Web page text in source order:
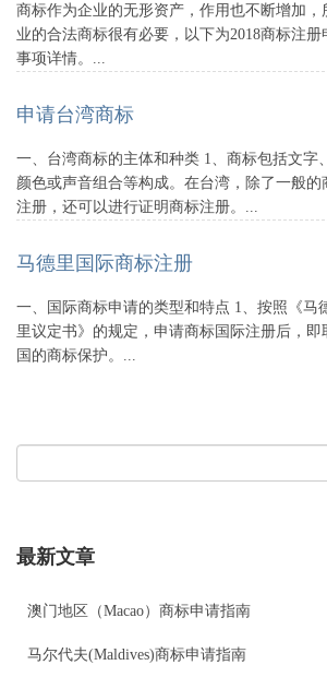
商标作为企业的无形资产，作用也不断增加，
业的合法商标很有必要，以下为2018商标注
事项详情。...
申请台湾商标
一、台湾商标的主体和种类 1、商标包括文字
颜色或声音组合等构成。在台湾，除了一般
注册，还可以进行证明商标注册。...
马德里国际商标注册
一、国际商标申请的类型和特点 1、按照《马
里议定书》的规定，申请商标国际注册后，即
国的商标保护。...
最新文章
澳门地区（Macao）商标申请指南
马尔代夫(Maldives)商标申请指南